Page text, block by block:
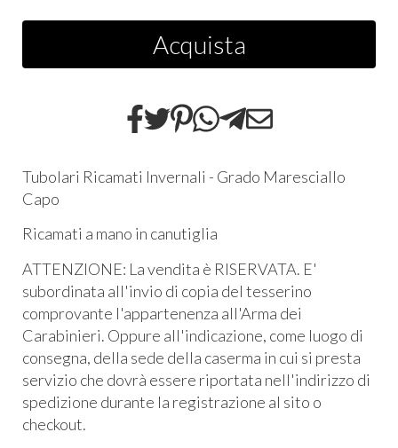
Acquista
Tubolari Ricamati Invernali - Grado Maresciallo
Capo
Ricamati a mano in canutiglia
ATTENZIONE: La vendita è RISERVATA. E'
subordinata all'invio di copia del tesserino
comprovante l'appartenenza all'Arma dei
Carabinieri. Oppure all'indicazione, come luogo di
consegna, della sede della caserma in cui si presta
servizio che dovrà essere riportata nell'indirizzo di
spedizione durante la registrazione al sito o
checkout.